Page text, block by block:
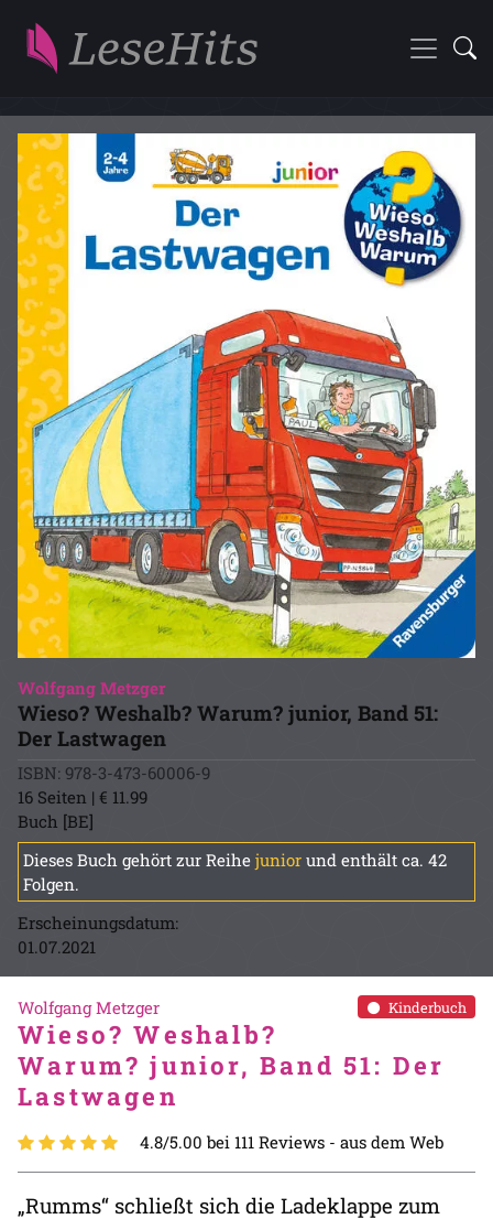
Wolfgang Metzger
Wieso? Weshalb? Warum? junior, Band 51:
Der Lastwagen
ISBN: 978-3-473-60006-9
16 Seiten | € 11.99
Buch [BE]
Dieses Buch gehört zur Reihe junior und enthält ca. 42
Folgen.
Erscheinungsdatum:
01.07.2021
Kinderbuch
Wolfgang Metzger
Wieso? Weshalb?
Warum? junior, Band 51: Der
Lastwagen
4.8/5.00 bei 111 Reviews - aus dem Web
„Rumms“ schließt sich die Ladeklappe zum